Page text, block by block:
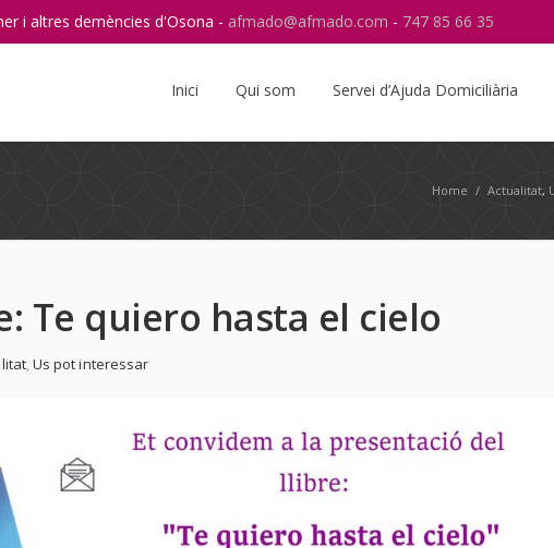
i altres demències d'Osona - afmado@afmado.com - 747 85 66 35
Instagram
RSS
Inici Qui som Servei d’Ajuda Domiciliària
Home / Actualitat,
Te quiero hasta el cielo
,Us pot interessar